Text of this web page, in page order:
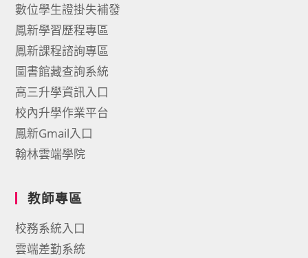
數位學生證掛失補發
鳳新學習歷程專區
鳳新課程諮詢專區
圖書館藏查詢系統
高三升學資訊入口
校內升學作業平台
鳳新Gmail入口
翰林雲端學院
教師專區
校務系統入口
雲端差勤系統